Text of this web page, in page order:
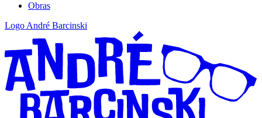
Obras
Logo André Barcinski